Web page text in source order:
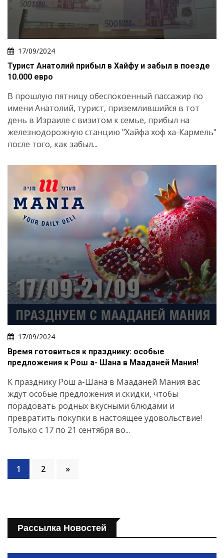
17/09/2024
Турист Анатолий прибыл в Хайфу и забыл в поезде
10.000 евро
В прошлую пятницу обеспокоенный пассажир по
имени Анатолий, турист, приземлившийся в тот
день в Израиле с визитом к семье, прибыл на
железнодорожную станцию ​​"Хайфа хоф ха-Кармель"
после того, как забыл...
17/09/2024
Время готовиться к празднику: особые
предложения к Рош а- Шана в Мааданей Мания!
К празднику Рош а-Шана в Мааданей Мания вас
ждут особые предложения и скидки, чтобы
порадовать родных вкусными блюдами и
превратить покупки в настоящее удовольствие!
Только с 17 по 21 сентября во...
1 2 »
Рассылка Новостей